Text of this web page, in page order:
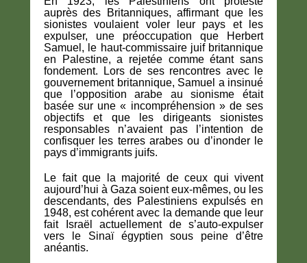
auprès des Britanniques, affirmant que les
sionistes voulaient voler leur pays et les
expulser, une préoccupation que Herbert
Samuel, le haut-commissaire juif britannique
en Palestine, a rejetée comme étant sans
fondement. Lors de ses rencontres avec le
gouvernement britannique, Samuel a insinué
que l’opposition arabe au sionisme était
basée sur une « incompréhension » de ses
objectifs et que les dirigeants sionistes
responsables n’avaient pas l’intention de
confisquer les terres arabes ou d’inonder le
pays d’immigrants juifs.
Le fait que la majorité de ceux qui vivent
aujourd’hui à Gaza soient eux-mêmes, ou les
descendants, des Palestiniens expulsés en
1948, est cohérent avec la demande que leur
fait Israël actuellement de s’auto-expulser
vers le Sinaï égyptien sous peine d’être
anéantis.